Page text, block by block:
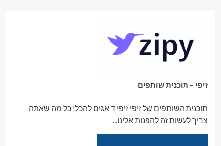
זיפי – תוכנית שותפים
תוכנית השותפים של זיפי זיפי דואגים להכל! כל מה שאתה
צריך לעשות זה להפנות אלינו...